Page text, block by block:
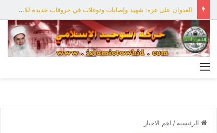
العدوان على غزة: شهيد وإصابات وتوغلات في خروقات جديدة للاحتلال
الرئيسية / اهم الاخبار